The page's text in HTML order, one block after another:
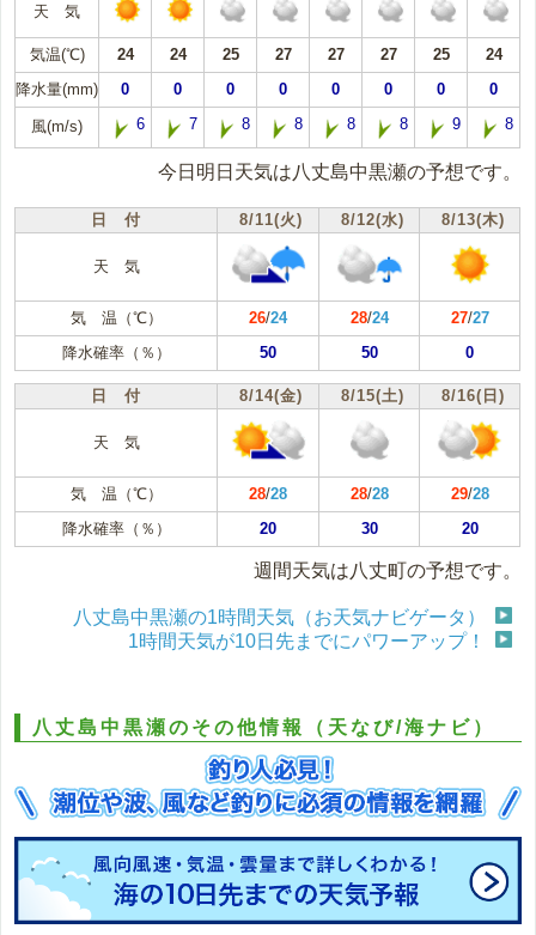
天 気
気温(℃) 24 24 25 27 27 27 25
24
降水量(mm)
0 0 0 0 0 0 0 0
風(m/s) 6 7 8 8 8 8 9 8
今日明日天気は八丈島中黒瀬の予想です。
日 付 8/11(火) 8/12(水) 8/13(木)
天 気
気 温（℃） 26/24 28/24 27/27
降水確率（％）
50 50 0
日 付 8/14(金) 8/15(土) 8/16(日)
天 気
気 温（℃） 28/28 28/28 29/28
降水確率（％）
20 30 20
週間天気は八丈町の予想です。
八丈島中黒瀬の1時間天気（お天気ナビゲータ）
1時間天気が10日先までにパワーアップ！
八丈島中黒瀬のその他情報（天なび/海ナビ）